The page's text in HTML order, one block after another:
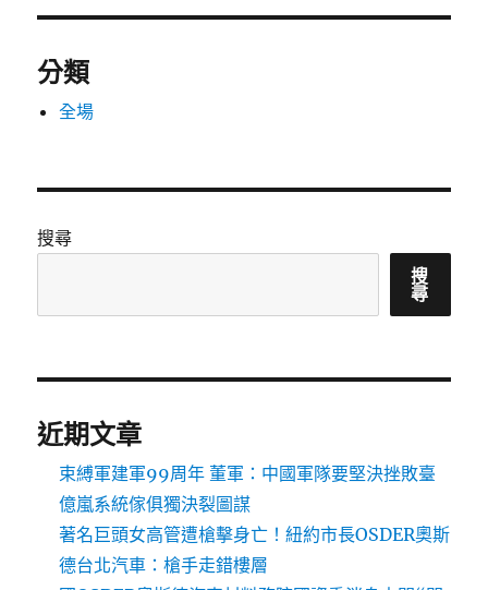
分類
全場
搜尋
搜
尋
近期文章
束縛軍建軍99周年 董軍：中國軍隊要堅決挫敗臺
億嵐系統傢俱獨決裂圖謀
著名巨頭女高管遭槍擊身亡！紐約市長OSDER奧斯
德台北汽車：槍手走錯樓層